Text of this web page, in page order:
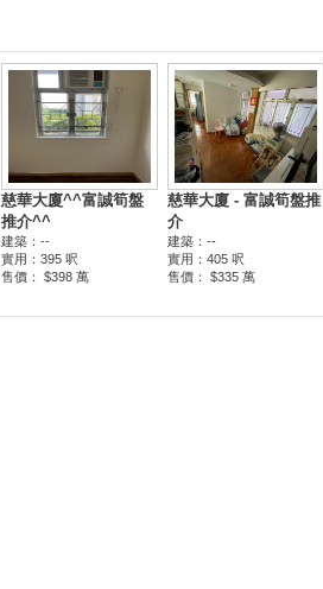
慈華大廈^^富誠筍盤
推介^^
建築：--
實用：395 呎
售價： $398 萬
慈華大廈 - 富誠筍盤推
介
建築：--
實用：405 呎
售價： $335 萬